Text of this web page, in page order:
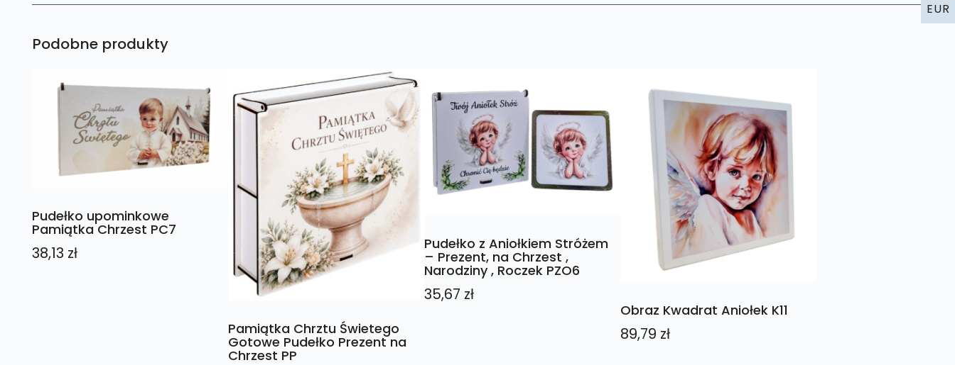
Podobne produkty
Pudełko upominkowe
Pamiątka Chrzest PC7
38,13 zł
Pamiątka Chrztu Świetego
Gotowe Pudełko Prezent na
Chrzest PP
Pudełko z Aniołkiem Stróżem
– Prezent, na Chrzest ,
Narodziny , Roczek PZO6
35,67 zł
Obraz Kwadrat Aniołek K11
89,79 zł
EUR